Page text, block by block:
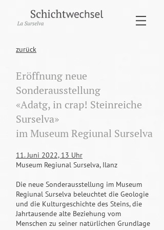
zurück
Eröffnung neue
Sonderausstellung
«Adatg, in crap! Steinreiche
Surselva»
im Museum Regiunal Surselva
11. Juni 2022, 13 Uhr
Museum Regiunal Surselva, Ilanz
Die neue Sonderausstellung im Museum
Regiunal Surselva beleuchtet die Geologie
und die Kulturgeschichte des Steins, die
Jahrtausende alte Beziehung vom
Menschen zu seiner natürlichen Grundlage